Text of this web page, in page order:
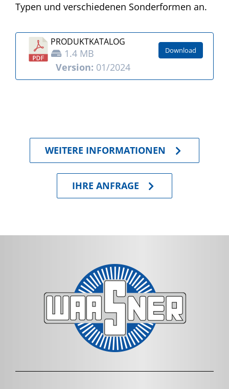
Typen und verschiedenen Sonderformen an.
PRODUKT­KATALOG
1.4 MB
Version: 01/2024
Download
WEITERE INFORMATIONEN
IHRE ANFRAGE